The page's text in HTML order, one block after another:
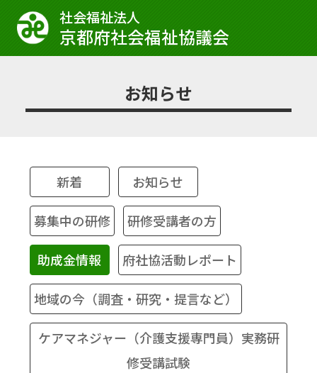
社会福祉法⼈
京都府社会福祉協議会
お知らせ
新着 お知らせ
募集中の研修 研修受講者の方
助成金情報 府社協活動レポート
地域の今（調査・研究・提言など）
ケアマネジャー（介護支援専門員）実務研
修受講試験